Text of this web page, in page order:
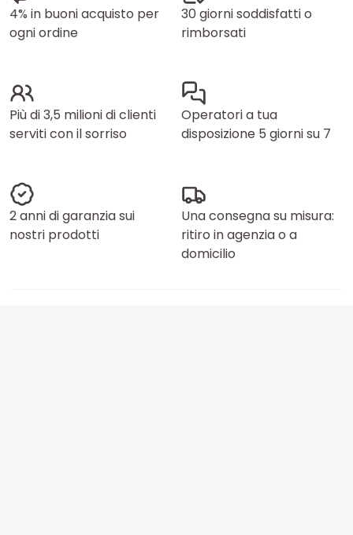
4% in buoni acquisto per
ogni ordine
30 giorni soddisfatti o
rimborsati
Più di 3,5 milioni di clienti
serviti con il sorriso
Operatori a tua
disposizione 5 giorni su 7
2 anni di garanzia sui
nostri prodotti
Una consegna su misura:
ritiro in agenzia o a
domicilio